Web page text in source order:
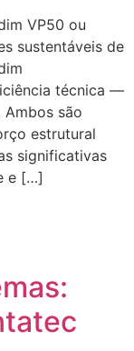
VP50 ou
sustentáveis de
técnica —
são
estrutural
significativas
e […]